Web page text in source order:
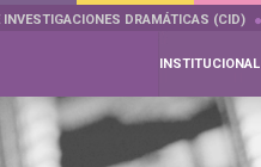
INVESTIGACIONES DRAMÁTICAS (CID)
INSTITUCIONAL